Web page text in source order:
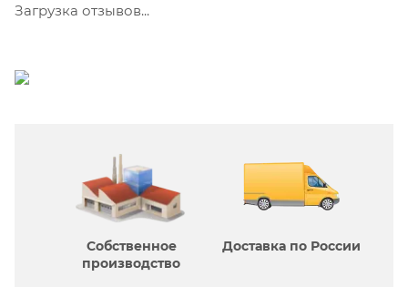
Загрузка отзывов...
Собственное
производcтво
Доставка по России